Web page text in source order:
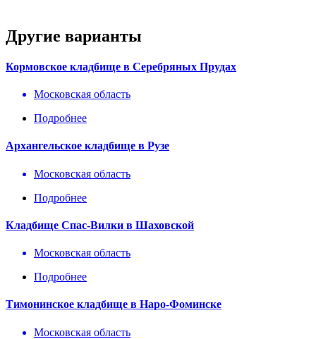
Другие варианты
Кормовское кладбище в Серебряных Прудах
Московская область
Подробнее
Архангельское кладбище в Рузе
Московская область
Подробнее
Кладбище Спас-Вилки в Шаховской
Московская область
Подробнее
Тимонинское кладбище в Наро-Фоминске
Московская область